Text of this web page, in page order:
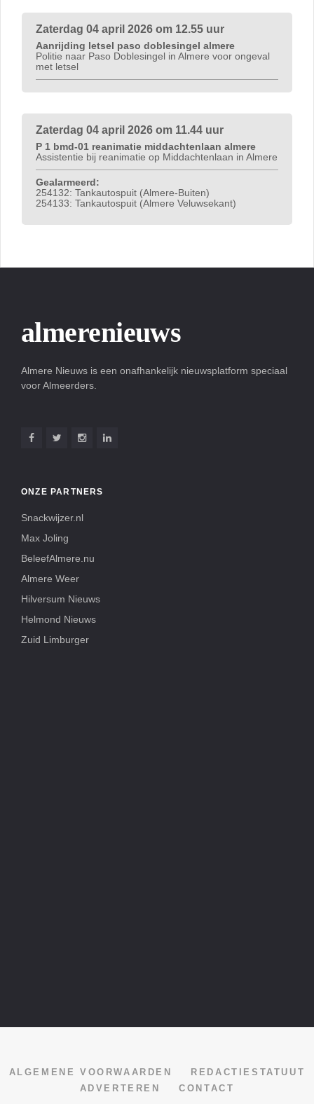
Zaterdag 04 april 2026 om 12.55 uur
Aanrijding letsel paso doblesingel almere
Politie naar Paso Doblesingel in Almere voor ongeval
met letsel
Zaterdag 04 april 2026 om 11.44 uur
P 1 bmd-01 reanimatie middachtenlaan almere
Assistentie bij reanimatie op Middachtenlaan in Almere
Gealarmeerd:
254132: Tankautospuit (Almere-Buiten)
254133: Tankautospuit (Almere Veluwsekant)
almerenieuws
Almere Nieuws is een onafhankelijk nieuwsplatform speciaal
voor Almeerders.
ONZE PARTNERS
Snackwijzer.nl
Max Joling
BeleefAlmere.nu
Almere Weer
Hilversum Nieuws
Helmond Nieuws
Zuid Limburger
ALGEMENE VOORWAARDEN
REDACTIESTATUUT
ADVERTEREN
CONTACT